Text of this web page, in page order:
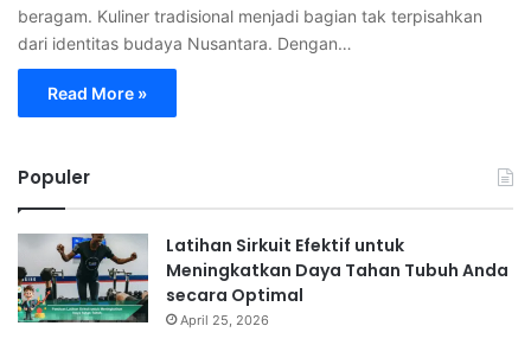
beragam. Kuliner tradisional menjadi bagian tak terpisahkan
dari identitas budaya Nusantara. Dengan…
Read More »
Populer
Latihan Sirkuit Efektif untuk
Meningkatkan Daya Tahan Tubuh Anda
secara Optimal
April 25, 2026